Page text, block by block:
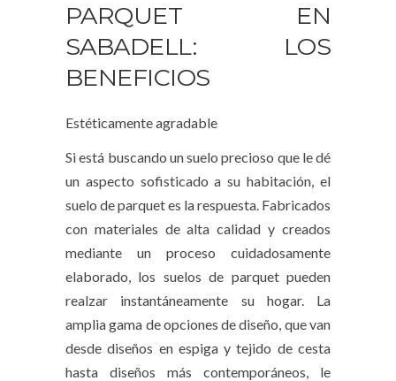
PARQUET EN
SABADELL: LOS
BENEFICIOS
Estéticamente agradable
Si está buscando un suelo precioso que le dé
un aspecto sofisticado a su habitación, el
suelo de parquet es la respuesta. Fabricados
con materiales de alta calidad y creados
mediante un proceso cuidadosamente
elaborado, los suelos de parquet pueden
realzar instantáneamente su hogar. La
amplia gama de opciones de diseño, que van
desde diseños en espiga y tejido de cesta
hasta diseños más contemporáneos, le